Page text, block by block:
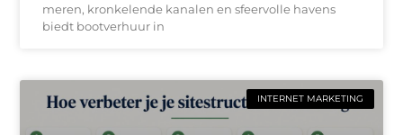
meren, kronkelende kanalen en sfeervolle havens
biedt bootverhuur in
INTERNET MARKETING